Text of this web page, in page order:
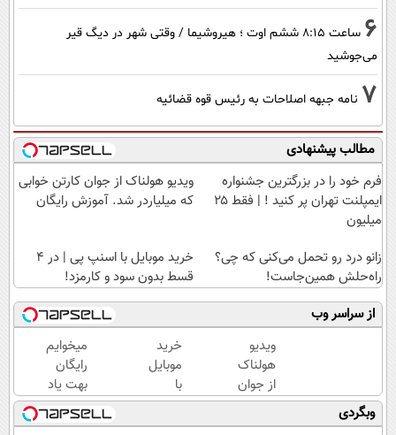
6
ساعت ۸:۱۵ ششم اوت ؛ هیروشیما / وقتی شهر در دیگ قیر
می‌جوشید
7 نامه جبهه اصلاحات به رئیس قوه قضائیه
مطالب پیشنهادی
فرم خود را در بزرگترین جشنواره
ایمپلنت تهران پر کنید ! | فقط ۲۵
میلیون
ویدیو هولناک از جوان کارتن خوابی
که میلیاردر شد. آموزش رایگان
زانو درد رو تحمل می‌کنی که چی؟
راه‌حلش همین‌جاست!
خرید موبایل با اسنپ پی | در ۴
قسط بدون سود و کارمزد!
از سراسر وب
ویدیو
هولناک
از جوان
کارتن
خوابی
خرید
موبایل
با
اسنپ
پی | در
میخوایم
رایگان
بهت یاد
بدیم
چجوری
وبگردی